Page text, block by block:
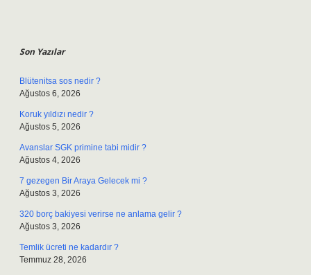
Son Yazılar
Blütenitsa sos nedir ?
Ağustos 6, 2026
Koruk yıldızı nedir ?
Ağustos 5, 2026
Avanslar SGK primine tabi midir ?
Ağustos 4, 2026
7 gezegen Bir Araya Gelecek mi ?
Ağustos 3, 2026
320 borç bakiyesi verirse ne anlama gelir ?
Ağustos 3, 2026
Temlik ücreti ne kadardır ?
Temmuz 28, 2026